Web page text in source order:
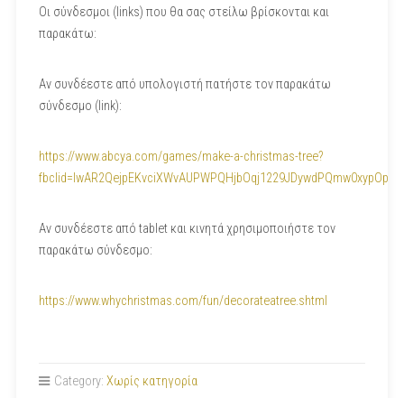
Οι σύνδεσμοι (links) που θα σας στείλω βρίσκονται και
παρακάτω:
Αν συνδέεστε από υπολογιστή πατήστε τον παρακάτω
σύνδεσμο (link):
https://www.abcya.com/games/make-a-christmas-tree?
Αν συνδέεστε από tablet και κινητά χρησιμοποιήστε τον
παρακάτω σύνδεσμο:
https://www.whychristmas.com/fun/decorateatree.shtml
Category: Χωρίς κατηγορία